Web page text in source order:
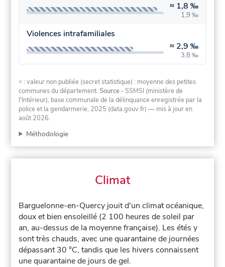
≈ 1,8 ‰
1,9 ‰
Violences intrafamiliales
≈ 2,9 ‰
3,8 ‰
≈ : valeur non publiée (secret statistique) : moyenne des petites
communes du département.Source - SSMSI (ministère de
l'Intérieur), base communale de la délinquance enregistrée par la
police et la gendarmerie, 2025 (data.gouv.fr) — mis à jour en
août 2026.
Méthodologie
Climat
Barguelonne-en-Quercy jouit d'un climat océanique,
doux et bien ensoleillé (2 100 heures de soleil par
an, au-dessus de la moyenne française). Les étés y
sont très chauds, avec une quarantaine de journées
dépassant 30 °C, tandis que les hivers connaissent
une quarantaine de jours de gel.